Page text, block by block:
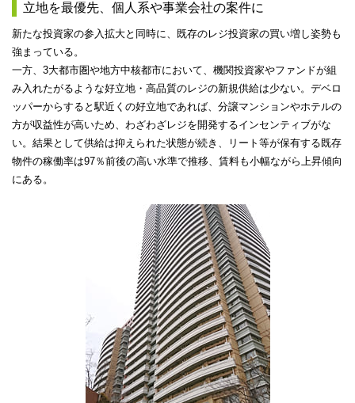
立地を最優先、個人系や事業会社の案件に
新たな投資家の参入拡大と同時に、既存のレジ投資家の買い増し姿勢も
強まっている。
一方、3大都市圏や地方中核都市において、機関投資家やファンドが組
み入れたがるような好立地・高品質のレジの新規供給は少ない。デベロ
ッパーからすると駅近くの好立地であれば、分譲マンションやホテルの
方が収益性が高いため、わざわざレジを開発するインセンティブがな
い。結果として供給は抑えられた状態が続き、リート等が保有する既存
物件の稼働率は97％前後の高い水準で推移、賃料も小幅ながら上昇傾向
にある。